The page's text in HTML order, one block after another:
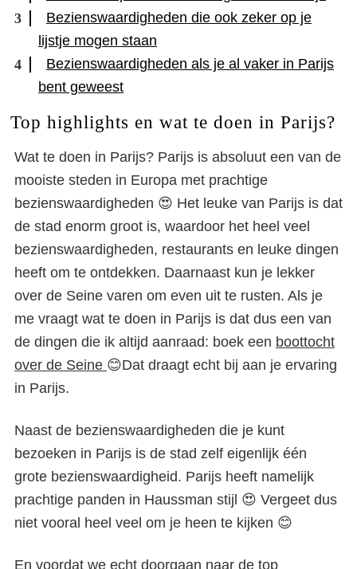
Bezienswaardigheden die ook zeker op je
lijstje mogen staan
Bezienswaardigheden als je al vaker in Parijs
bent geweest
Top highlights en wat te doen in Parijs?
Wat te doen in Parijs? Parijs is absoluut een van de
mooiste steden in Europa met prachtige
bezienswaardigheden 😍 Het leuke van Parijs is dat
de stad enorm groot is, waardoor het heel veel
bezienswaardigheden, restaurants en leuke dingen
heeft om te ontdekken. Daarnaast kun je lekker
over de Seine varen om even uit te rusten. Als je
me vraagt wat te doen in Parijs is dat dus een van
de dingen die ik altijd aanraad: boek een boottocht
over de Seine 😊Dat draagt echt bij aan je ervaring
in Parijs.
Naast de bezienswaardigheden die je kunt
bezoeken in Parijs is de stad zelf eigenlijk één
grote bezienswaardigheid. Parijs heeft namelijk
prachtige panden in Haussman stijl 😍 Vergeet dus
niet vooral heel veel om je heen te kijken 😊
En voordat we echt doorgaan naar de top